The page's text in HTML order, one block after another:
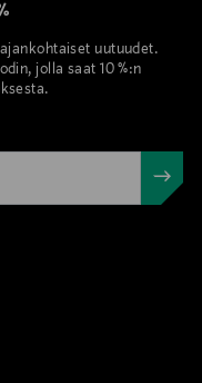
uutuudet.
jolla saat 10 %:n